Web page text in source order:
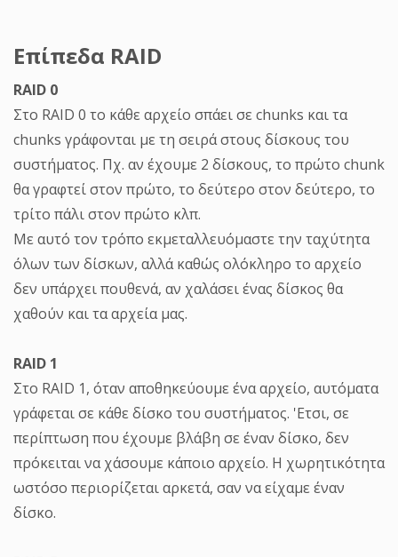
Επίπεδα RAID
RAID 0
Στο RAID 0 το κάθε αρχείο σπάει σε chunks και τα
chunks γράφονται με τη σειρά στους δίσκους του
συστήματος. Πχ. αν έχουμε 2 δίσκους, το πρώτο chunk
θα γραφτεί στον πρώτο, το δεύτερο στον δεύτερο, το
τρίτο πάλι στον πρώτο κλπ.
Με αυτό τον τρόπο εκμεταλλευόμαστε την ταχύτητα
όλων των δίσκων, αλλά καθώς ολόκληρο το αρχείο
δεν υπάρχει πουθενά, αν χαλάσει ένας δίσκος θα
χαθούν και τα αρχεία μας.
RAID 1
Στο RAID 1, όταν αποθηκεύουμε ένα αρχείο, αυτόματα
γράφεται σε κάθε δίσκο του συστήματος. 'Ετσι, σε
περίπτωση που έχουμε βλάβη σε έναν δίσκο, δεν
πρόκειται να χάσουμε κάποιο αρχείο. Η χωρητικότητα
ωστόσο περιορίζεται αρκετά, σαν να είχαμε έναν
δίσκο.